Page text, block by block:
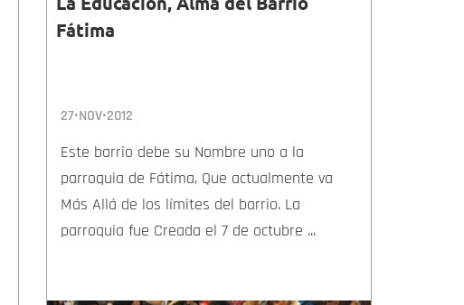
Fátima
27•NOV•2012
Este barrio debe su Nombre uno a la
parroquia de Fátima, Que actualmente va
Más Allá de los límites del barrio. La
parroquia fue Creada el 7 de octubre ...